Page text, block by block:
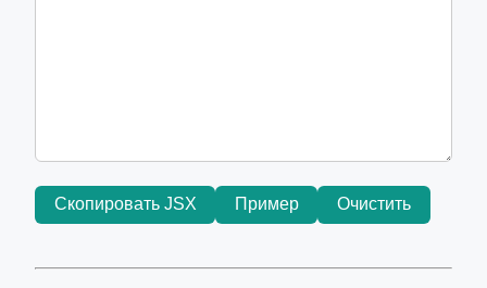
Скопировать JSX Пример Очистить